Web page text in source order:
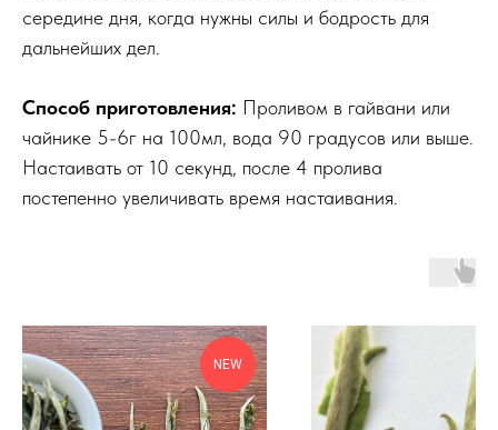
середине дня, когда нужны силы и бодрость для
дальнейших дел.
Способ приготовления: Проливом в гайвани или
чайнике 5-6г на 100мл, вода 90 градусов или выше.
Настаивать от 10 секунд, после 4 пролива
постепенно увеличивать время настаивания.
NEW